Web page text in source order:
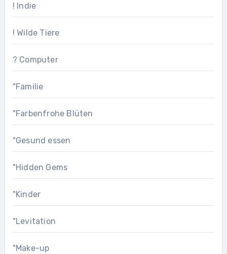
! Indie
! Wilde Tiere
? Computer
"Familie
"Farbenfrohe Blüten
"Gesund essen
"Hidden Gems
"Kinder
"Levitation
"Make-up